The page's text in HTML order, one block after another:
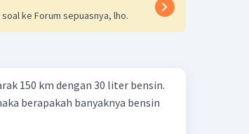
ke Forum sepuasnya, lho.
150 km dengan 30 liter bensin.
berapakah banyaknya bensin